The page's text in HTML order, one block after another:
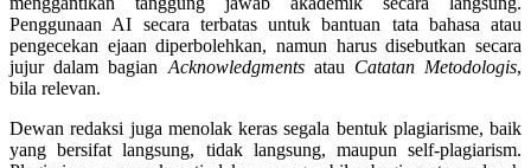
Penggunaan AI secara terbatas untuk bantuan tata bahasa atau
pengecekan ejaan diperbolehkan, namun harus disebutkan secara
jujur dalam bagian Acknowledgmentsatau Catatan Metodologis,
bila relevan.
Dewan redaksi juga menolak keras segala bentuk plagiarisme, baik
yang bersifat langsung, tidak langsung, maupun self-plagiarism.